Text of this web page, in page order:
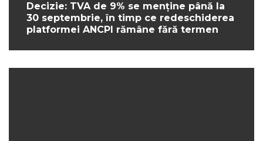
Decizie: TVA de 9% se menține până la
30 septembrie, în timp ce redeschiderea
platformei ANCPI rămâne fără termen